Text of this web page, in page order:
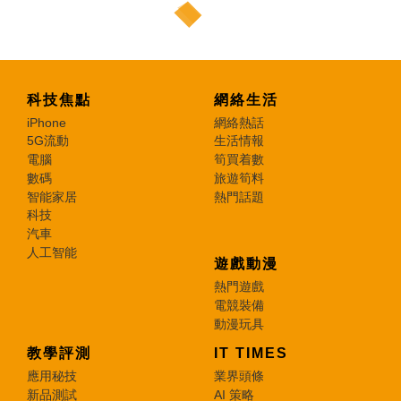
科技焦點
iPhone
5G流動
電腦
數碼
智能家居
科技
汽車
人工智能
網絡生活
網絡熱話
生活情報
筍買着數
旅遊筍料
熱門話題
遊戲動漫
熱門遊戲
電競裝備
動漫玩具
教學評測
應用秘技
新品測試
IT TIMES
業界頭條
AI 策略